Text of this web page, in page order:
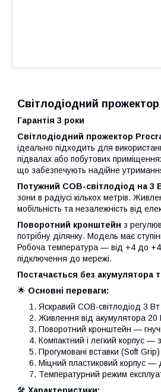
Світлодіодний
Гарантія 3 роки
Світлодіодний прожектор
ідеально підходить для
підвалах або побутових
що забезпечують надійне
Потужний COB-світлодіод на 3
зони в радіусі кількох метрів.
мобільність та незалежність від
Поворотний кронштейн з
потрібну ділянку. Модель має
Робоча температура — від +4 до
підключення до мережі.
Постачається без акумулятора
🌟 Основні переваги:
Яскравий COB-світлодіод 3
Живлення від акумулятора 20
Поворотний кронштейн —
Компактний і легкий корпус —
Прогумовані вставки (Soft
Міцний пластиковий корпус —
Температурний режим
🛠️ Характеристики: